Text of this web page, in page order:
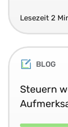
Lesezeit 2
BLOG
Steuern